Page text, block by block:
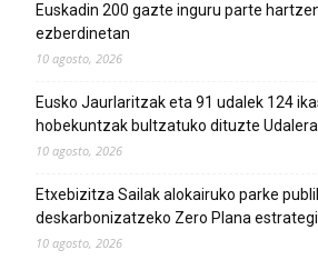
Euskadin 200 gazte inguru parte
ezberdinetan
10 agosto, 2026
Eusko Jaurlaritzak eta 91 udalek 124
hobekuntzak bultzatuko dituzte
10 agosto, 2026
Etxebizitza Sailak alokairuko parke
deskarbonizatzeko Zero Plana
10 agosto, 2026